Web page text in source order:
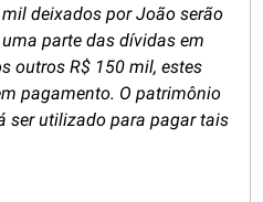
deixados por João serão
parte das dívidas em
outros R$ 150 mil, estes
pagamento. O patrimônio
ser utilizado para pagar tais